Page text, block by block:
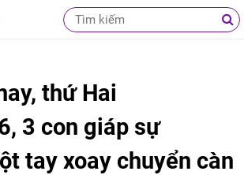
thứ Hai
3 con giáp sự
tay xoay chuyển càn